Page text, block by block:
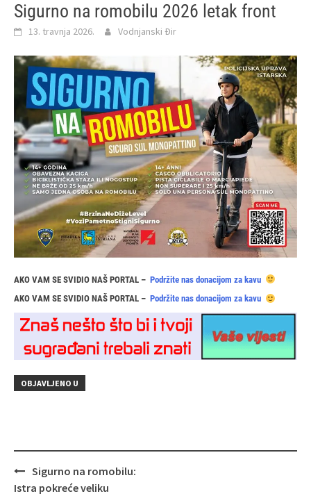
Sigurno na romobilu 2026 letak front
13. travnja 2026. Vodnjanski Đir
AKO VAM SE SVIDIO NAŠ PORTAL – Podržite nas donacijom za kavu
AKO VAM SE SVIDIO NAŠ PORTAL – Podržite nas donacijom za kavu
OBJAVLJENO U
Navigacija
objava
Sigurno na romobilu:
Istra pokreće veliku